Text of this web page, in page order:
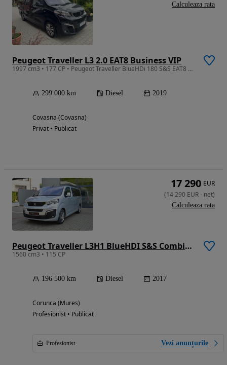
Peugeot Traveller L3 2.0 EAT8 Business VIP
1997 cm3 • 177 CP • Peugeot Traveller BlueHDi 180 S&S EAT8 Business L3 cu WEBASTO original
299 000 km Diesel 2019
Covasna (Covasna)
Privat • Publicat
Calculeaza rata
Peugeot Traveller L3H1 BlueHDI S&S Combispace
1560 cm3 • 115 CP
196 500 km Diesel 2017
Corunca (Mures)
Profesionist • Publicat
Profesionist Vezi anunțurile
17 290 EUR
(14 290 EUR- net)
Calculeaza rata